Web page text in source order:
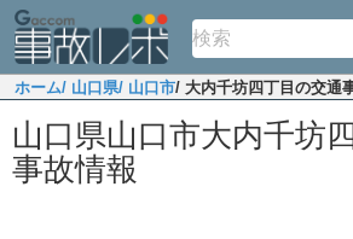
ホーム/ 山口県/ 山口市/ 大内千坊四丁目の交通
山口県山口市大内千坊
事故情報